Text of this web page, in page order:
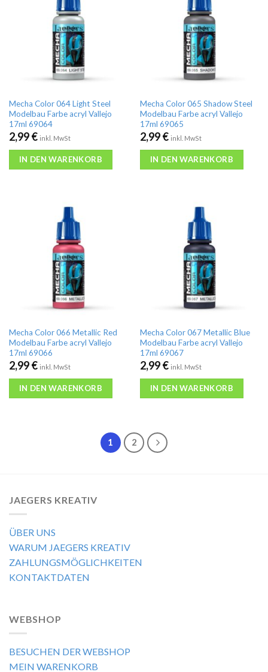
Mecha Color 064 Light Steel
Modelbau Farbe acryl Vallejo
17ml 69064
2,99€ inkl. MwSt
IN DEN WARENKORB
Mecha Color 065 Shadow Steel
Modelbau Farbe acryl Vallejo
17ml 69065
2,99€ inkl. MwSt
IN DEN WARENKORB
Mecha Color 066 Metallic Red
Modelbau Farbe acryl Vallejo
17ml 69066
2,99€ inkl. MwSt
IN DEN WARENKORB
Mecha Color 067 Metallic Blue
Modelbau Farbe acryl Vallejo
17ml 69067
2,99€ inkl. MwSt
IN DEN WARENKORB
1 2
JAEGERS KREATIV
ÜBER UNS
WARUM JAEGERS KREATIV
ZAHLUNGSMÖGLICHKEITEN
KONTAKTDATEN
WEBSHOP
BESUCHEN DER WEBSHOP
MEIN WARENKORB